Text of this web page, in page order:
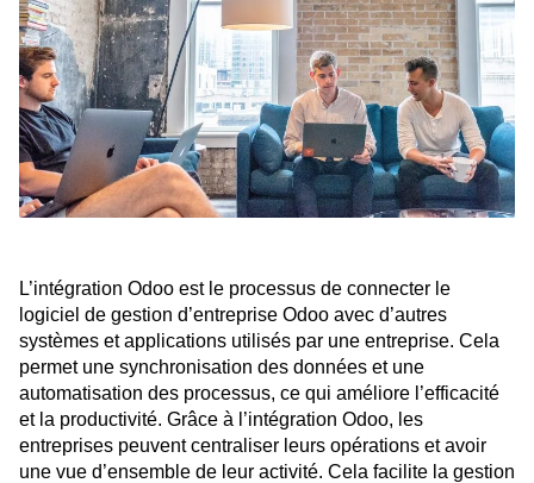
L’intégration Odoo est le processus de connecter le
logiciel de gestion d’entreprise Odoo avec d’autres
systèmes et applications utilisés par une entreprise. Cela
permet une synchronisation des données et une
automatisation des processus, ce qui améliore l’efficacité
et la productivité. Grâce à l’intégration Odoo, les
entreprises peuvent centraliser leurs opérations et avoir
une vue d’ensemble de leur activité. Cela facilite la gestion